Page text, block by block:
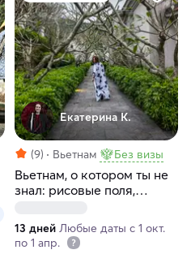
Екатерина К.
(9) Вьетнам Без визы
Вьетнам, о котором ты не
знал: рисовые поля,
дизайнерские отели и
простые радости
13 дней Любые даты с 1 окт.
по 1 апр.